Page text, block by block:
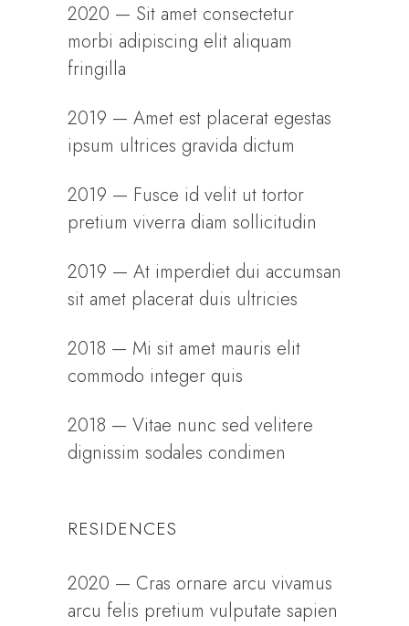
2020 — Sit amet consectetur
morbi adipiscing elit aliquam
fringilla
2019 — Amet est placerat egestas
ipsum ultrices gravida dictum
2019 — Fusce id velit ut tortor
pretium viverra diam sollicitudin
2019 — At imperdiet dui accumsan
sit amet placerat duis ultricies
2018 — Mi sit amet mauris elit
commodo integer quis
2018 — Vitae nunc sed velitere
dignissim sodales condimen
RESIDENCES
2020 — Cras ornare arcu vivamus
arcu felis pretium vulputate sapien